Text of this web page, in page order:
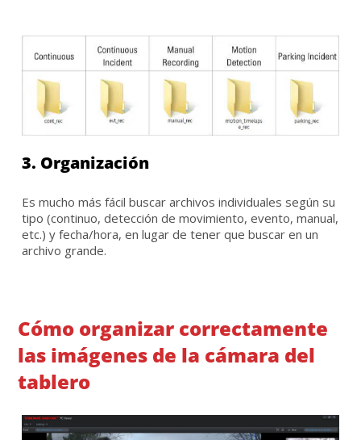
3. Organización
Es mucho más fácil buscar archivos individuales según su
tipo (continuo, detección de movimiento, evento, manual,
etc.) y fecha/hora, en lugar de tener que buscar en un
archivo grande.
Cómo organizar correctamente
las imágenes de la cámara del
tablero